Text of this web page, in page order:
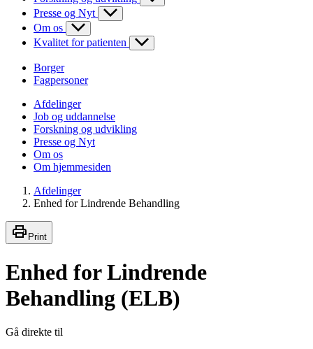
Presse og Nyt
Om os
Kvalitet for patienten
Borger
Fagpersoner
Afdelinger
Job og uddannelse
Forskning og udvikling
Presse og Nyt
Om os
Om hjemmesiden
Afdelinger
Enhed for Lindrende Behandling
Print
Enhed for Lindrende
Behandling (ELB)
Gå direkte til